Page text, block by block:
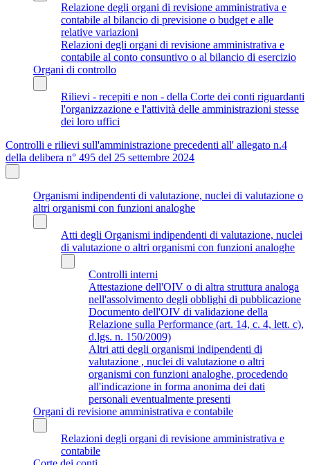
Relazione degli organi di revisione amministrativa e
contabile al bilancio di previsione o budget e alle
relative variazioni
Relazioni degli organi di revisione amministrativa e
contabile al conto consuntivo o al bilancio di esercizio
Organi di controllo
Rilievi - recepiti e non - della Corte dei conti riguardanti
l'organizzazione e l'attività delle amministrazioni stesse
dei loro uffici
Controlli e rilievi sull'amministrazione precedenti all' allegato n.4
della delibera n° 495 del 25 settembre 2024
Organismi indipendenti di valutazione, nuclei di valutazione o
altri organismi con funzioni analoghe
Atti degli Organismi indipendenti di valutazione, nuclei
di valutazione o altri organismi con funzioni analoghe
Controlli interni
Attestazione dell'OIV o di altra struttura analoga
nell'assolvimento degli obblighi di pubblicazione
Documento dell'OIV di validazione della
Relazione sulla Performance (art. 14, c. 4, lett. c),
d.lgs. n. 150/2009)
Altri atti degli organismi indipendenti di
valutazione , nuclei di valutazione o altri
organismi con funzioni analoghe, procedendo
all'indicazione in forma anonima dei dati
personali eventualmente presenti
Organi di revisione amministrativa e contabile
Relazioni degli organi di revisione amministrativa e
contabile